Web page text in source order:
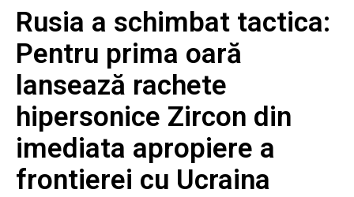
Rusia a schimbat tactica:
Pentru prima oară
lansează rachete
hipersonice Zircon din
imediata apropiere a
frontierei cu Ucraina